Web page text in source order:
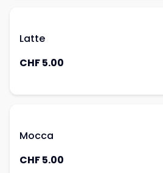
Latte
CHF 5.00
Mocca
CHF 5.00